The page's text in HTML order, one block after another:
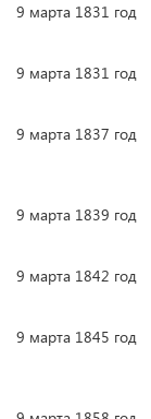
9 марта 1831 год
9 марта 1831 год
9 марта 1837 год
9 марта 1839 год
9 марта 1842 год
9 марта 1845 год